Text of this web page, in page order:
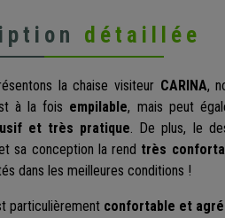
détaillée
la chaise visiteur CARINA,
à la fois empilable, mais peut
et très pratique. De plus, le
sa conception la rend très
dans les meilleures conditions !
particulièrement confortable et